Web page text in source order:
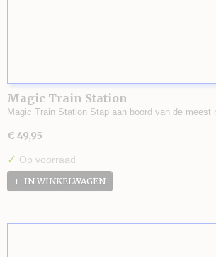
Magic Train Station
Magic Train Station Stap aan boord van de
€ 49,95
✓ Op voorraad
IN WINKELWAGEN